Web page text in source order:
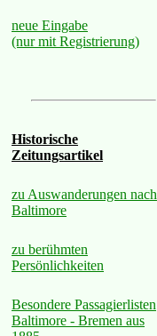
neue Eingabe
(nur mit Registrierung)
Historische
Zeitungsartikel
zu Auswanderungen nach
Baltimore
zu berühmten
Persönlichkeiten
Besondere Passagierlisten
Baltimore - Bremen aus